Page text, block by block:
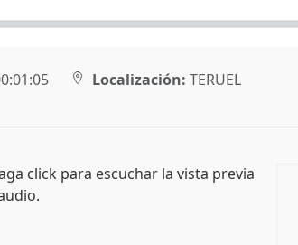
Localización: TERUEL